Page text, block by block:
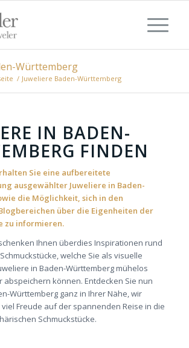
Württemberg
/ Juweliere Baden-Württemberg
IN BADEN-
FINDEN
Sie eine aufbereitete
ausgewählter Juweliere in Baden-
die Möglichkeit, sich in den
über die Eigenheiten der
zu informieren.
Ihnen überdies Inspirationen rund
welche Sie als visuelle
in Baden-Württemberg mühelos
abspeichern können. Entdecken Sie nun
Württemberg ganz in Ihrer Nähe, wir
Freude auf der spannenden Reise in die
Schmuckstücke.